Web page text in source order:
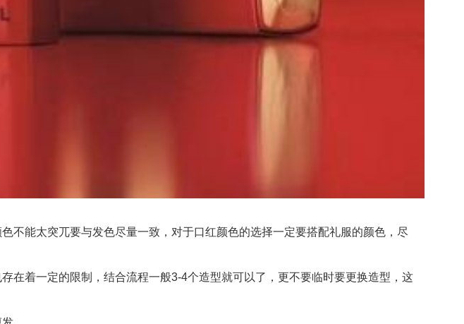
能太突兀要与发色尽量一致，对于口红颜色的选择一定要搭配礼服的颜色，尽
着一定的限制，结合流程一般3-4个造型就可以了，更不要临时要更换造型，这